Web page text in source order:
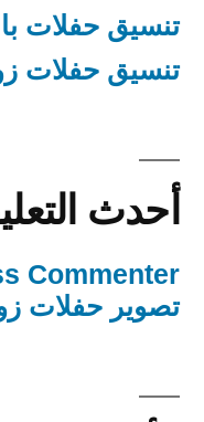
تنسيق حفلات
تنسيق حفلات
أحدث
Commenter
تصوير حفلات